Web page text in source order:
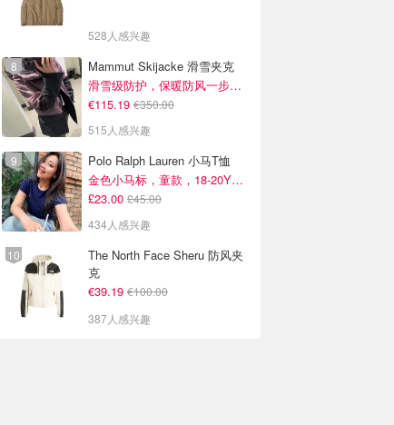
528人感兴趣
Mammut Skijacke 滑雪夹克
滑雪级防护，保暖防风一步到位！仅剩s！
€115.19 €350.00
515人感兴趣
Polo Ralph Lauren 小马T恤
金色小马标，童款，18-20Y捡漏！
£23.00 £45.00
434人感兴趣
The North Face Sheru 防风夹
克
€39.19 €100.00
387人感兴趣